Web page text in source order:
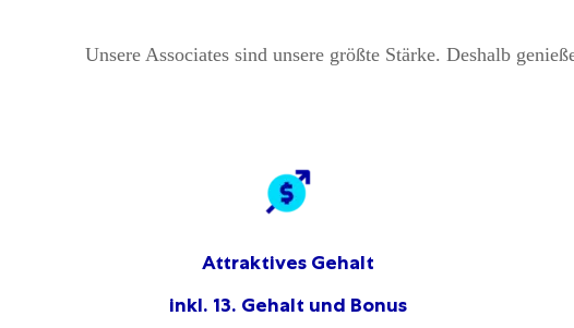
Unsere Associates sind unsere größte Stärke. Deshalb
Attraktives Gehalt
inkl. 13. Gehalt und Bonus